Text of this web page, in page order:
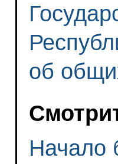
об
Начало